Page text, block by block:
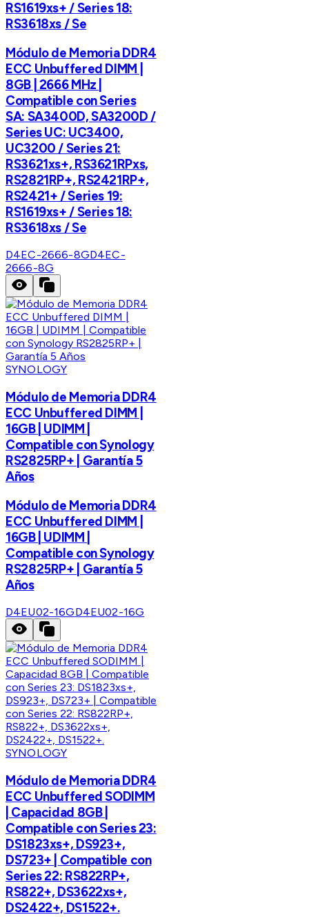
RS1619xs+ / Series 18:
RS3618xs / Se
Módulo de Memoria DDR4
ECC Unbuffered DIMM |
8GB | 2666 MHz |
Compatible con Series
SA: SA3400D, SA3200D /
Series UC: UC3400,
UC3200 / Series 21:
RS3621xs+, RS3621RPxs,
RS2821RP+, RS2421RP+,
RS2421+ / Series 19:
RS1619xs+ / Series 18:
RS3618xs / Se
D4EC-2666-8GD4EC-
2666-8G
SYNOLOGY
Módulo de Memoria DDR4
ECC Unbuffered DIMM |
16GB | UDIMM |
Compatible con Synology
RS2825RP+ | Garantía 5
Años
Módulo de Memoria DDR4
ECC Unbuffered DIMM |
16GB | UDIMM |
Compatible con Synology
RS2825RP+ | Garantía 5
Años
D4EU02-16GD4EU02-16G
SYNOLOGY
Módulo de Memoria DDR4
ECC Unbuffered SODIMM
| Capacidad 8GB |
Compatible con Series 23:
DS1823xs+, DS923+,
DS723+ | Compatible con
Series 22: RS822RP+,
RS822+, DS3622xs+,
DS2422+, DS1522+.